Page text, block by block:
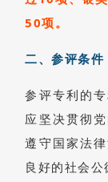
50项。
二、参评条件
参评专利的
应坚决贯彻
遵守国家法
良好的社会公